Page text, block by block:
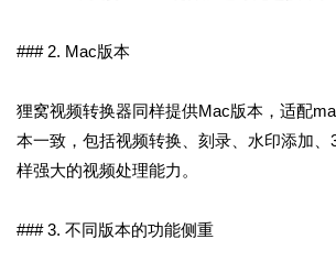
### 2. Mac版本
狸窝视频转换器同样提供Mac版本，适配
本一致，包括视频转换、刻录、水印添加
样强大的视频处理能力。
### 3. 不同版本的功能侧重